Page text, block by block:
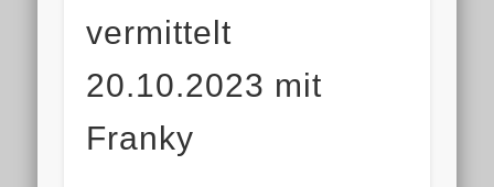
vermittelt
20.10.2023 mit
Franky